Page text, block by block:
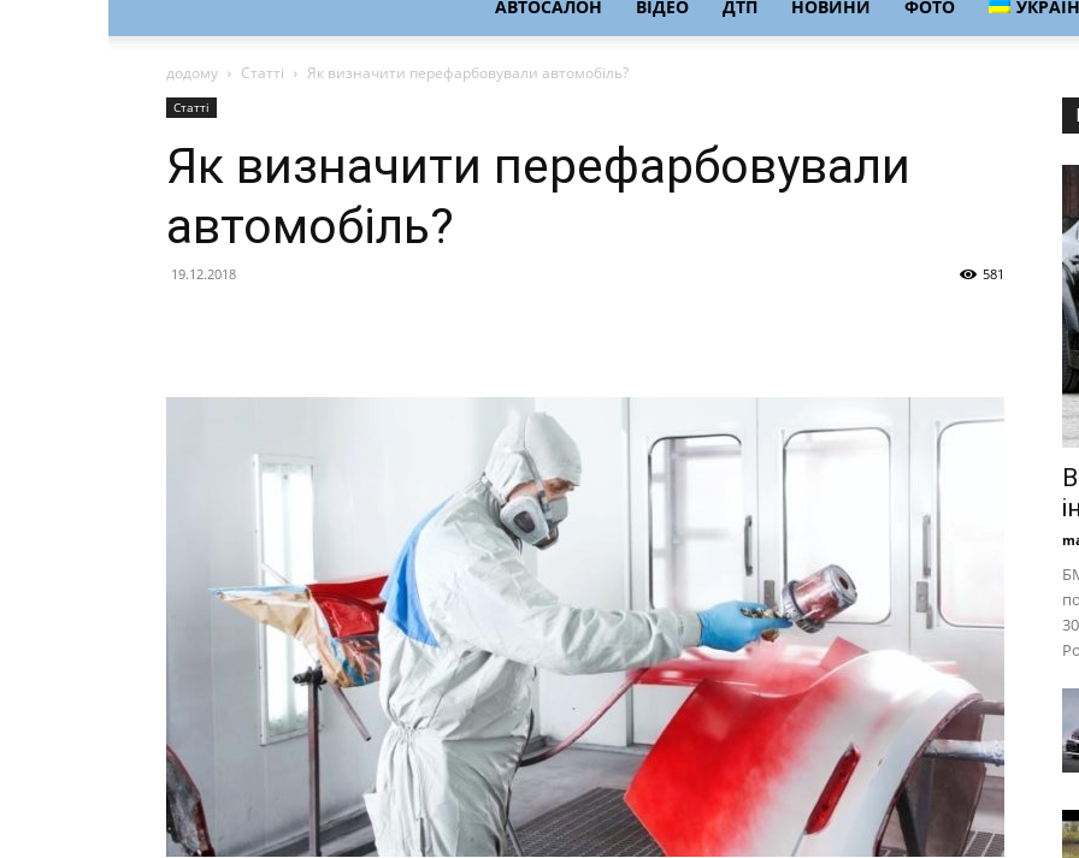
АВТОСАЛОН ВІДЕО ДТП НОВИНИ ФОТО
додому Статті Як визначити перефарбовували автомобіль?
Статті
Як визначити перефарбовували
автомобіль?
19.12.2018 581